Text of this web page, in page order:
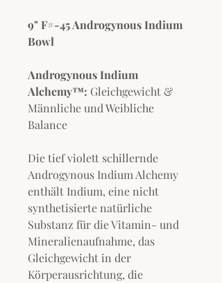
9" F#-45 Androgynous Indium
Bowl
Androgynous Indium
Alchemy™: Gleichgewicht &
Männliche und Weibliche
Balance
Die tief violett schillernde
Androgynous Indium Alchemy
enthält Indium, eine nicht
synthetisierte natürliche
Substanz für die Vitamin- und
Mineralienaufnahme, das
Gleichgewicht in der
Körperausrichtung, die